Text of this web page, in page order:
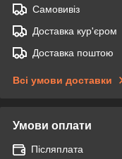
Самовивіз
Доставка кур'єром
Доставка поштою
Всі умови доставки
Умови оплати
Післяплата